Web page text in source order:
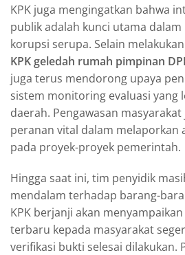
KPK juga mengingatkan bahwa
publik adalah kunci utama
korupsi serupa. Selain
KPK geledah rumah pimpinan
juga terus mendorong upaya
sistem monitoring evaluasi yang
daerah. Pengawasan
peranan vital dalam melaporkan
pada proyek-proyek pemerintah.
Hingga saat ini, tim penyidik
mendalam terhadap barang-
KPK berjanji akan
terbaru kepada masyarakat
verifikasi bukti selesai dilakukan.